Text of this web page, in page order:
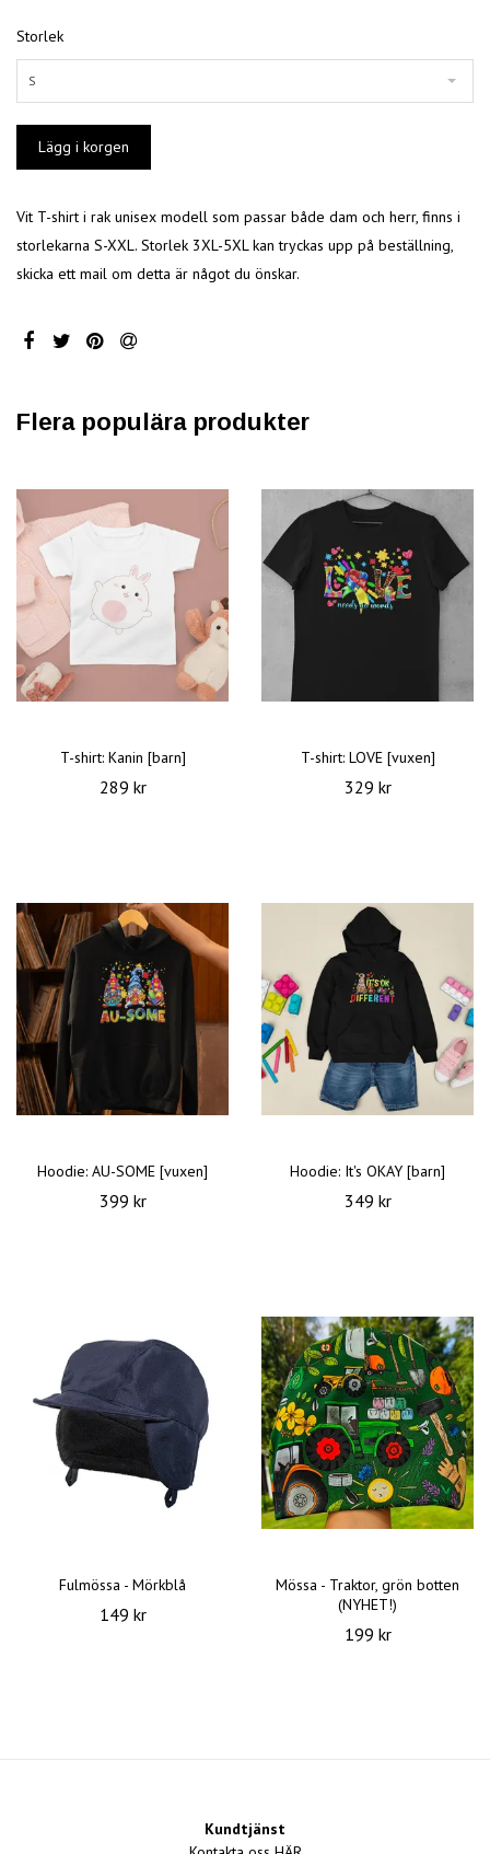
Storlek
S
Vit T-shirt i rak unisex modell som passar både dam och herr, finns i
storlekarna S-XXL. Storlek 3XL-5XL kan tryckas upp på beställning,
skicka ett mail om detta är något du önskar.
Flera populära produkter
T-shirt: Kanin [barn]
289 kr
T-shirt: LOVE [vuxen]
329 kr
Hoodie: AU-SOME [vuxen]
399 kr
Hoodie: It's OKAY [barn]
349 kr
Fulmössa - Mörkblå
149 kr
Mössa - Traktor, grön botten
(NYHET!)
199 kr
Kundtjänst